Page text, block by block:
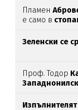
Пламен
е само в
Зеленски се
Проф. Тодор
Изпълнителят